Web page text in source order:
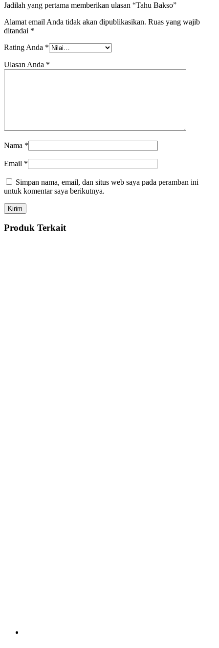
Jadilah yang pertama memberikan ulasan “Tahu Bakso”
Alamat email Anda tidak akan dipublikasikan. Ruas yang wajib
ditandai *
Rating Anda *
Ulasan Anda *
Nama *
Email *
Simpan nama, email, dan situs web saya pada peramban ini
untuk komentar saya berikutnya.
Produk Terkait